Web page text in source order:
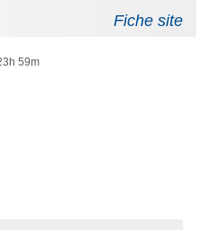
Fiche site
59m